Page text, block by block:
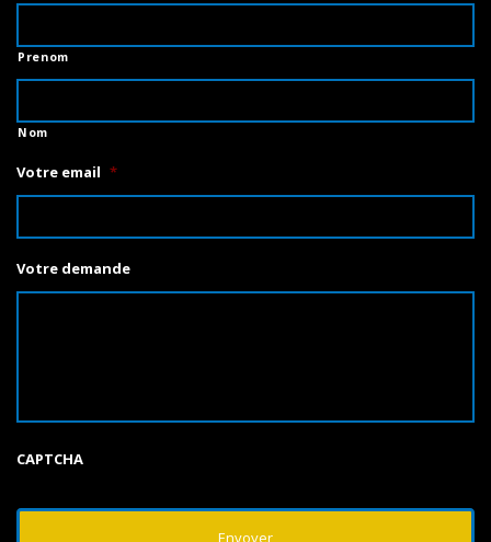
Prenom
Nom
Votre email *
Votre demande
CAPTCHA